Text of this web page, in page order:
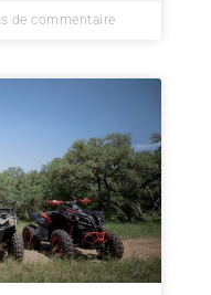
de commentaire